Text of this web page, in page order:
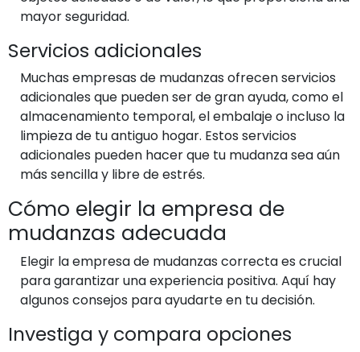
mayor seguridad.
Servicios adicionales
Muchas empresas de mudanzas ofrecen servicios
adicionales que pueden ser de gran ayuda, como el
almacenamiento temporal, el embalaje o incluso la
limpieza de tu antiguo hogar. Estos servicios
adicionales pueden hacer que tu mudanza sea aún
más sencilla y libre de estrés.
Cómo elegir la empresa de
mudanzas adecuada
Elegir la empresa de mudanzas correcta es crucial
para garantizar una experiencia positiva. Aquí hay
algunos consejos para ayudarte en tu decisión.
Investiga y compara opciones